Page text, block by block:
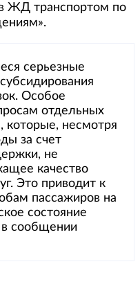
ЖД транспортом по
серьезные
Особое
отдельных
которые, несмотря
за счет
не
качество
Это приводит к
пассажиров на
состояние
в сообщении